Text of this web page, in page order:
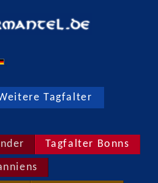
Tagfalter
Tagfalter Bonns